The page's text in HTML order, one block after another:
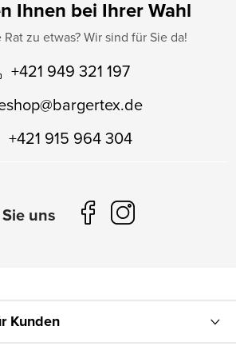
Ihnen bei Ihrer Wahl
zu etwas? Wir sind für Sie da!
+421 949 321 197
@bargertex.de
+421 915 964 304
Kunden